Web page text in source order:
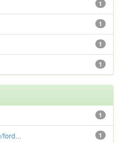
1
1
1
1
1
1
ford...